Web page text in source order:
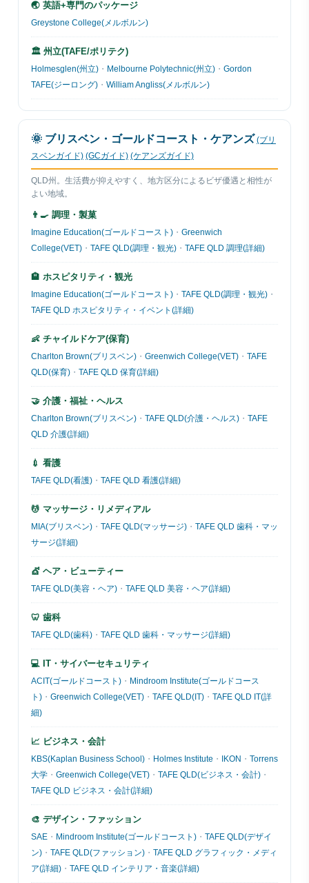
🌏 英語+専門のパッケージ
Greystone College(メルボルン)
🏛 州立(TAFE/ポリテク)
Holmesglen(州立) ・ Melbourne Polytechnic(州立) ・ Gordon
TAFE(ジーロング) ・ William Angliss(メルボルン)
🌞 ブリスベン・ゴールドコースト・ケアンズ (ブリ
スベンガイド) (GCガイド) (ケアンズガイド)
QLD州。生活費が抑えやすく、地方区分によるビザ優遇と相性が
よい地域。
👨‍🍳 調理・製菓
Imagine Education(ゴールドコースト) ・ Greenwich
College(VET) ・ TAFE QLD(調理・観光) ・ TAFE QLD 調理(詳細)
🏨 ホスピタリティ・観光
Imagine Education(ゴールドコースト) ・ TAFE QLD(調理・観光) ・
TAFE QLD ホスピタリティ・イベント(詳細)
👶 チャイルドケア(保育)
Charlton Brown(ブリスベン) ・ Greenwich College(VET) ・ TAFE
QLD(保育) ・ TAFE QLD 保育(詳細)
🤝 介護・福祉・ヘルス
Charlton Brown(ブリスベン) ・ TAFE QLD(介護・ヘルス) ・ TAFE
QLD 介護(詳細)
💉 看護
TAFE QLD(看護) ・ TAFE QLD 看護(詳細)
💆 マッサージ・リメディアル
MIA(ブリスベン) ・ TAFE QLD(マッサージ) ・ TAFE QLD 歯科・マッ
サージ(詳細)
💇 ヘア・ビューティー
TAFE QLD(美容・ヘア) ・ TAFE QLD 美容・ヘア(詳細)
🦷 歯科
TAFE QLD(歯科) ・ TAFE QLD 歯科・マッサージ(詳細)
💻 IT・サイバーセキュリティ
ACIT(ゴールドコースト) ・ Mindroom Institute(ゴールドコース
ト) ・ Greenwich College(VET) ・ TAFE QLD(IT) ・ TAFE QLD IT(詳
細)
📈 ビジネス・会計
KBS(Kaplan Business School) ・ Holmes Institute ・ IKON ・ Torrens
大学 ・ Greenwich College(VET) ・ TAFE QLD(ビジネス・会計) ・
TAFE QLD ビジネス・会計(詳細)
🎨 デザイン・ファッション
SAE ・ Mindroom Institute(ゴールドコースト) ・ TAFE QLD(デザイ
ン) ・ TAFE QLD(ファッション) ・ TAFE QLD グラフィック・メディ
ア(詳細) ・ TAFE QLD インテリア・音楽(詳細)